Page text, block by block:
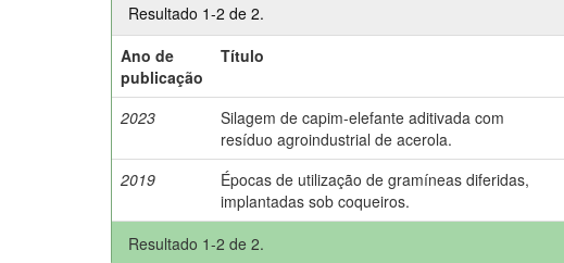
Resultado 1-2 de 2.
Ano de
publicação
Título
2023
Silagem de capim-elefante aditivada com
resíduo agroindustrial de acerola.
2019
Épocas de utilização de gramíneas diferidas,
implantadas sob coqueiros.
Resultado 1-2 de 2.